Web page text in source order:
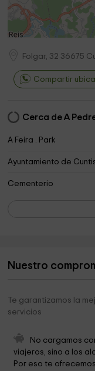
Folgar, 32 36675
Compartir
Cerca de A
A Feira . Park
Ayuntamiento de
Cementerio
Petróglifo Outeiro
Iglesia de Santa Maria
Santa María de Troáns
Ermita de San Ildefonso
Nuestro
Te garantizamos la
servicios
No cargamos
viajeros, sino a los
Por eso te